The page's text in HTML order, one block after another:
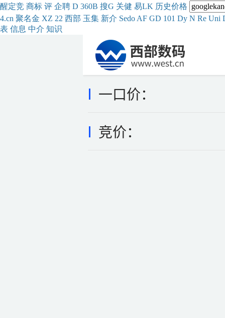
醒定竞 商标 评 企聘 D 360B 搜G 关健 易LK 历史价格
4.cn 聚名金 XZ 22 西部 玉集 新介 Sedo AF GD 101 Dy N Re Uni
表 信息 中介 知识